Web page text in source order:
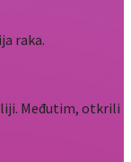
raka.
Međutim, otkrili